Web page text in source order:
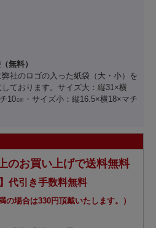
無料）
弊社のロゴの入った紙袋（大・小）を
しております。サイズ大：縦31×横
10㎝・サイズ小：縦16.5×横18×マチ
のお買い上げで送料無料
代引き手数料無料
の場合は330円頂戴いたします。）